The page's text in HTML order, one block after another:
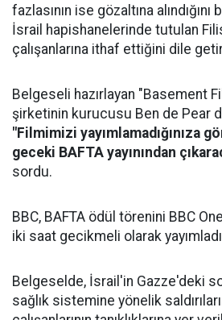
fazlasının ise gözaltına
İsrail hapishanelerinde tutulan
çalışanlarına ithaf ettiğini dile
Belgeseli hazırlayan "Basement
şirketinin kurucusu Ben de Pear
"Filmimizi yayımlamadığınıza
geceki BAFTA yayınından
sordu.
BBC, BAFTA ödül törenini BBC
iki saat gecikmeli olarak
Belgeselde, İsrail'in Gazze'deki
sağlık sistemine yönelik